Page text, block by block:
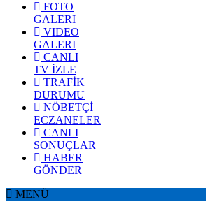
FOTO
GALERI
VIDEO
GALERI
CANLI
TV İZLE
TRAFİK
DURUMU
NÖBETÇİ
ECZANELER
CANLI
SONUÇLAR
HABER
GÖNDER
MENÜ